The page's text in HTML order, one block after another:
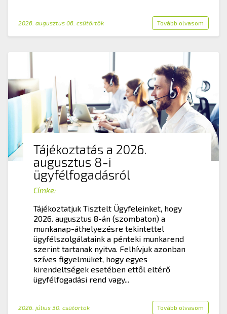
2026. augusztus 06. csütörtök Tovább olvasom
Tájékoztatás a 2026.
augusztus 8-i
ügyfélfogadásról
Címke:
Tájékoztatjuk Tisztelt Ügyfeleinket, hogy
2026. augusztus 8-án (szombaton) a
munkanap-áthelyezésre tekintettel
ügyfélszolgálataink a pénteki munkarend
szerint tartanak nyitva. Felhívjuk azonban
szíves figyelmüket, hogy egyes
kirendeltségek esetében ettől eltérő
ügyfélfogadási rend vagy...
2026. július 30. csütörtök Tovább olvasom